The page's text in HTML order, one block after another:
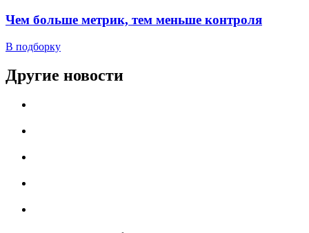
Чем больше метрик, тем меньше контроля
В подборку
Другие новости